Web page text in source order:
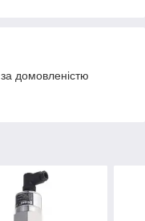
домовленістю